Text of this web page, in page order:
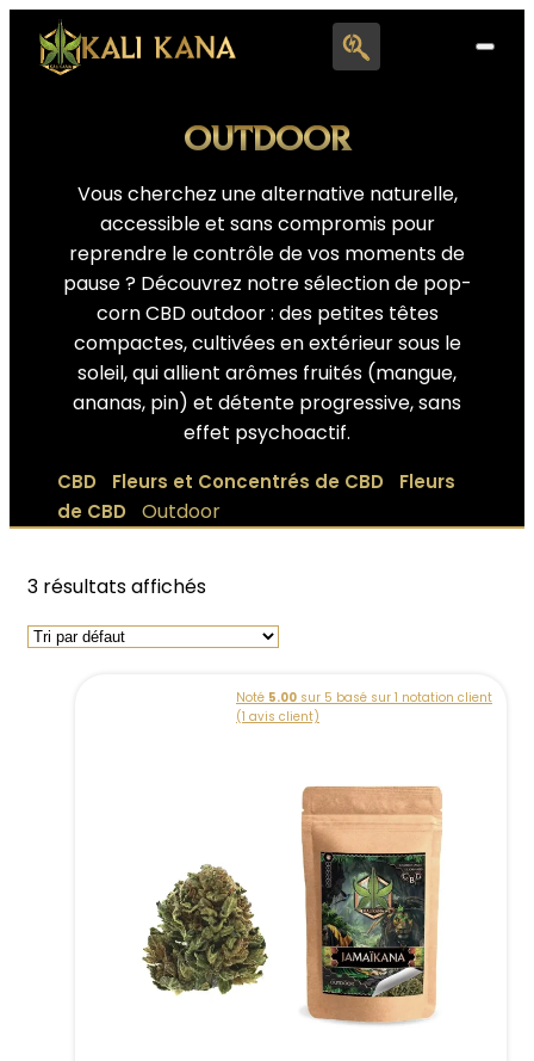
OUTDOOR
Vous cherchez une alternative naturelle,
accessible et sans compromis pour
reprendre le contrôle de vos moments de
pause ? Découvrez notre sélection de pop-
corn CBD outdoor : des petites têtes
compactes, cultivées en extérieur sous le
soleil, qui allient arômes fruités (mangue,
ananas, pin) et détente progressive, sans
effet psychoactif.
CBD Fleurs et Concentrés de CBD
Fleurs
de CBD
Outdoor
3 résultats affichés
Noté 5.00 sur 5 basé sur 1 notation client
(1 avis client)